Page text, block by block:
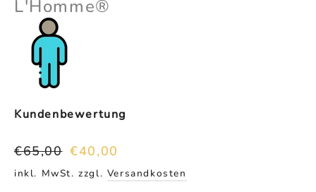
L'Homme®
Kundenbewertung
Normaler
Preis
€65,00 Sonderpreis
€40,00
inkl. MwSt. zzgl. Versandkosten